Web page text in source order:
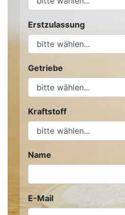
Erstzulassung
Getriebe
Kraftstoff
Name
E-Mail